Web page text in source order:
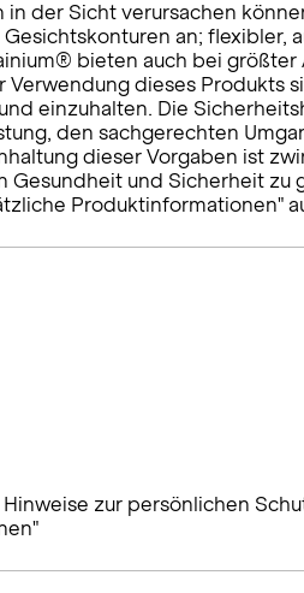
der Sicht verursachen
an; flexibler,
bieten auch bei
Verwendung dieses Produkts
einzuhalten. Die
den sachgerechten
dieser Vorgaben ist
Gesundheit und Sicherheit zu
Produktinformationen"
zur persönlichen